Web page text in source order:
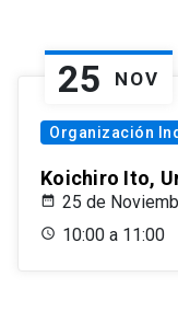
25 NOV
Organización
Koichiro Ito,
25 de
10:00 a 11:00